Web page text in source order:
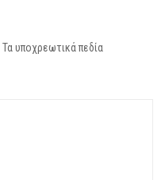
Τα υποχρεωτικά πεδία